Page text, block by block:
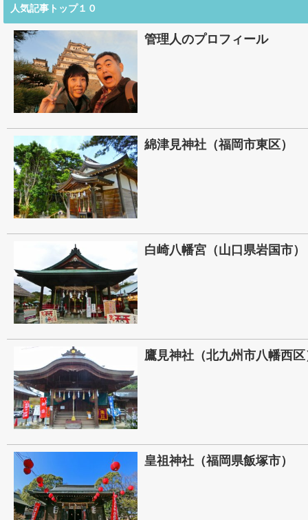
人気記事トップ１０
管理人のプロフィール
綿津見神社（福岡市東区）
白崎八幡宮（山口県岩国市）
鷹見神社（北九州市八幡西区
皇祖神社（福岡県飯塚市）